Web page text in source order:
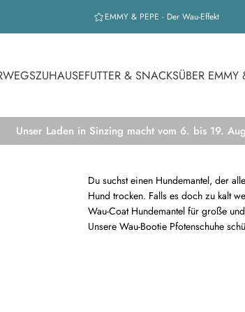
EMMY & PEPE - Der Wau-Effekt
ZUHAUSEFUTTER & SNACKSÜBER EMMY
Unser Laden in Sinzing macht vom 6. bis 19.
Du suchst einen Hundemantel, der
Hund trocken. Falls es doch zu kalt
Wau-Coat Hundemantel für große
Unsere Wau-Bootie Pfotenschuhe